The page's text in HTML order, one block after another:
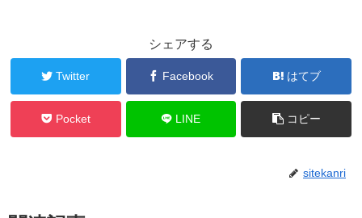
シェアする
Twitter Facebook はてブ
Pocket LINE コピー
sitekanri